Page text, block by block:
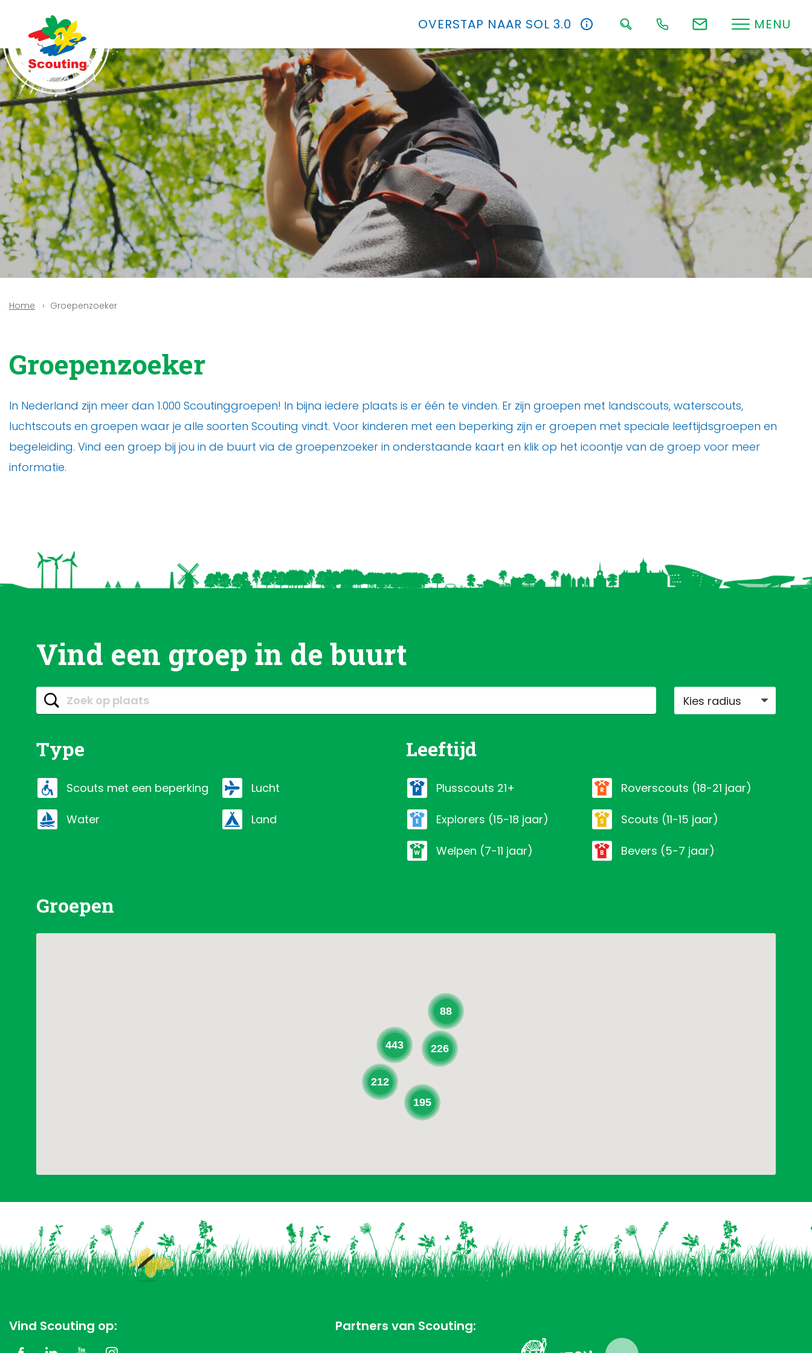
OVERSTAP NAAR SOL 3.0 MENU
Home Groepenzoeker
Groepenzoeker
In Nederland zijn meer dan 1.000 Scoutinggroepen! In bijna iedere plaats is er één te vinden. Er zijn groepen met landscouts, waterscouts,
luchtscouts en groepen waar je alle soorten Scouting vindt. Voor kinderen met een beperking zijn er groepen met speciale leeftijdsgroepen en
begeleiding. Vind een groep bij jou in de buurt via de groepenzoeker in onderstaande kaart en klik op het icoontje van de groep voor meer
informatie.
Vind een groep in de buurt
Type
scouts met een beperking lucht
water land
Leeftijd
plusscouts 21+ roverscouts (18-21 jaar)
explorers (15-18 jaar) scouts (11-15 jaar)
welpen (7-11 jaar) bevers (5-7 jaar)
Groepen
443
88
226
195
212
Vind Scouting op: Partners van Scouting: